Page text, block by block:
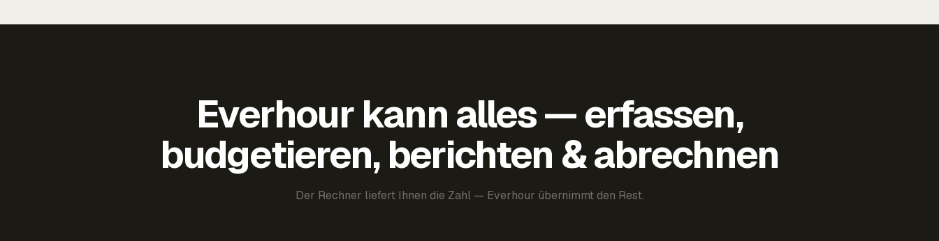
Everhour kann alles — erfassen,
budgetieren, berichten & abrechnen
Der Rechner liefert Ihnen die Zahl — Everhour übernimmt den Rest.